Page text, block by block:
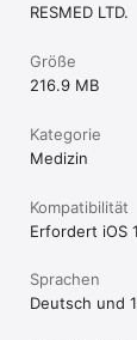
RESMED LTD.
Größe
216.9 MB
Kategorie
Medizin
Kompatibilität
Erfordert iOS
Sprachen
Deutsch und